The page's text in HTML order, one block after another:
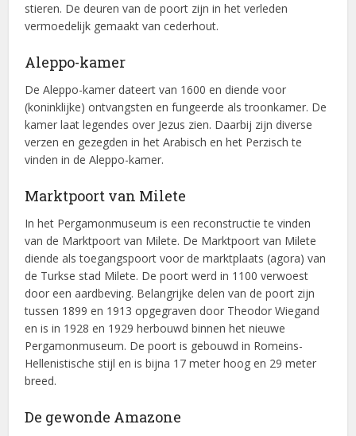
stieren. De deuren van de poort zijn in het verleden
vermoedelijk gemaakt van cederhout.
Aleppo-kamer
De Aleppo-kamer dateert van 1600 en diende voor
(koninklijke) ontvangsten en fungeerde als troonkamer. De
kamer laat legendes over Jezus zien. Daarbij zijn diverse
verzen en gezegden in het Arabisch en het Perzisch te
vinden in de Aleppo-kamer.
Marktpoort van Milete
In het Pergamonmuseum is een reconstructie te vinden
van de Marktpoort van Milete. De Marktpoort van Milete
diende als toegangspoort voor de marktplaats (agora) van
de Turkse stad Milete. De poort werd in 1100 verwoest
door een aardbeving. Belangrijke delen van de poort zijn
tussen 1899 en 1913 opgegraven door Theodor Wiegand
en is in 1928 en 1929 herbouwd binnen het nieuwe
Pergamonmuseum. De poort is gebouwd in Romeins-
Hellenistische stijl en is bijna 17 meter hoog en 29 meter
breed.
De gewonde Amazone